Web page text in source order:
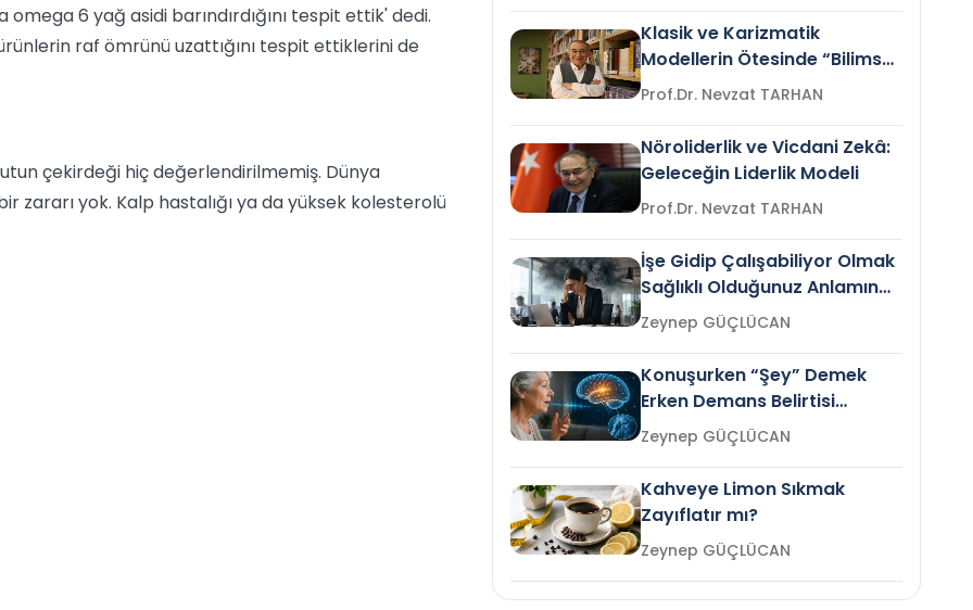
6 yağ asidi barındırdığını tespit ettik' dedi.
raf ömrünü uzattığını tespit ettiklerini de
çekirdeği hiç değerlendirilmemiş. Dünya
zararı yok. Kalp hastalığı ya da yüksek kolesterolü
Klasik ve Karizmatik
Modellerin Ötesinde “Bilimsel
Liderlik”
Prof.Dr. Nevzat TARHAN
Nöroliderlik ve Vicdani Zekâ:
Geleceğin Liderlik Modeli
Prof.Dr. Nevzat TARHAN
İşe Gidip Çalışabiliyor Olmak
Sağlıklı Olduğunuz Anlamına
Gelir mi?Zeynep GÜÇLÜCAN
Konuşurken “Şey” Demek
Erken Demans Belirtisi
Olabilir mi?Zeynep GÜÇLÜCAN
Kahveye Limon Sıkmak
Zayıflatır mı?
Zeynep GÜÇLÜCAN